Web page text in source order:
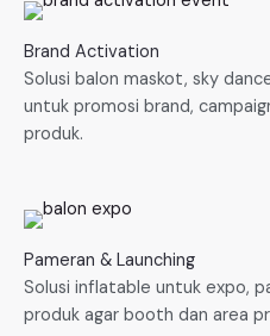
Brand Activation
Solusi balon maskot, sky
untuk promosi brand,
produk.
Pameran & Launching
Solusi inflatable untuk expo,
produk agar booth dan area